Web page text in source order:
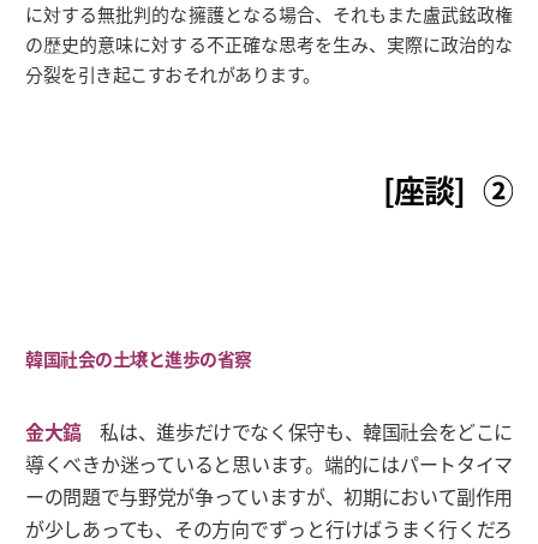
に対する無批判的な擁護となる場合、それもまた盧武鉉政権
の歴史的意味に対する不正確な思考を生み、実際に政治的な
分裂を引き起こすおそれがあります。
[座談] ②
韓国社会の土壌と進歩の省察
金大鎬私は、進歩だけでなく保守も、韓国社会をどこに
導くべきか迷っていると思います。端的にはパートタイマ
ーの問題で与野党が争っていますが、初期において副作用
が少しあっても、その方向でずっと行けばうまく行くだろ